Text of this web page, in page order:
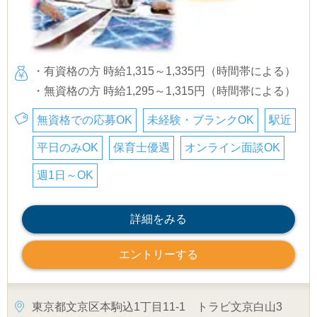
・有資格の方 時給1,315～1,335円（時間帯による）
・無資格の方 時給1,295～1,315円（時間帯による）
無資格での応募OK 未経験・ブランクOK 駅近
平日のみOK 保育士優遇 オンライン面談OK
週1日～OK
詳細をみる
エントリーする
東京都文京区本駒込1丁目11-1 トラビ文京白山3